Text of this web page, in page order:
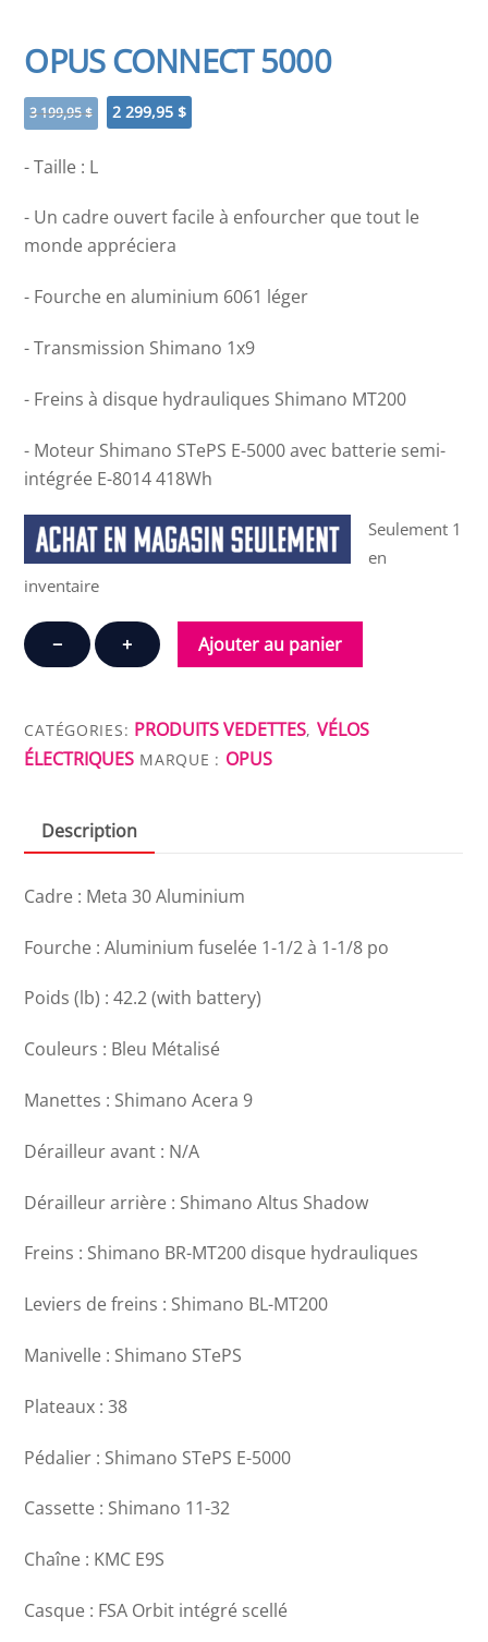
OPUS CONNECT 5000
3 199,95$
Le
prix
3
199,95 $.
2 299,95 $
prix
2
- Taille : L
- Un cadre ouvert facile à enfourcher que tout le
monde appréciera
- Fourche en aluminium 6061 léger
- Transmission Shimano 1x9
- Freins à disque hydrauliques Shimano MT200
- Moteur Shimano STePS E-5000 avec batterie semi-
intégrée E-8014 418Wh
Seulement 1
en
inventaire
−
quantité
de
CONNECT
5000
+ Ajouter au panier
CATÉGORIES: PRODUITS VEDETTES, VÉLOS
ÉLECTRIQUES MARQUE : OPUS
Description
Cadre : Meta 30 Aluminium
Fourche : Aluminium fuselée 1-1/2 à 1-1/8 po
Poids (lb) : 42.2 (with battery)
Couleurs : Bleu Métalisé
Manettes : Shimano Acera 9
Dérailleur avant : N/A
Dérailleur arrière : Shimano Altus Shadow
Freins : Shimano BR-MT200 disque hydrauliques
Leviers de freins : Shimano BL-MT200
Manivelle : Shimano STePS
Plateaux : 38
Pédalier : Shimano STePS E-5000
Cassette : Shimano 11-32
Chaîne : KMC E9S
Casque : FSA Orbit intégré scellé